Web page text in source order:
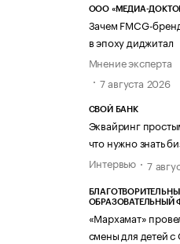
ООО «МЕДИА-
Зачем FMCG-
в эпоху диджитал
Мнение эксперта
7 августа 2026
СВОЙ БАНК
Эквайринг
что нужно знать
Интервью
7
ОБРАЗОВАТЕЛЬНЫЙ
«Мархамат»
смены для детей